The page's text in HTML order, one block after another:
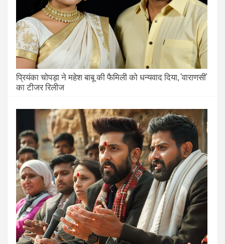
प्रियंका चोपड़ा ने महेश बाबू की फैमिली को धन्यवाद दिया, 'वाराणसी'
का टीजर रिलीज